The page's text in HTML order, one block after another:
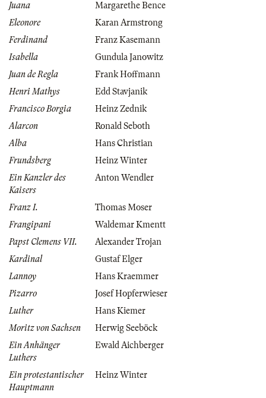
Juana
Margarethe Bence
Eleonore
Karan Armstrong
Ferdinand
Franz Kasemann
Isabella
Gundula Janowitz
Juan de Regla
Frank Hoffmann
Henri Mathys
Edd Stavjanik
Francisco Borgia
Heinz Zednik
Alarcon
Ronald Seboth
Alba
Hans Christian
Frundsberg
Heinz Winter
Ein Kanzler des
Kaisers
Anton Wendler
Franz I.
Thomas Moser
Frangipani
Waldemar Kmentt
Papst Clemens VII.
Alexander Trojan
Kardinal
Gustaf Elger
Lannoy
Hans Kraemmer
Pizarro
Josef Hopferwieser
Luther
Hans Kiemer
Moritz von Sachsen
Herwig Seeböck
Ein Anhänger
Luthers
Ewald Aichberger
Ein protestantischer
Hauptmann
Heinz Winter